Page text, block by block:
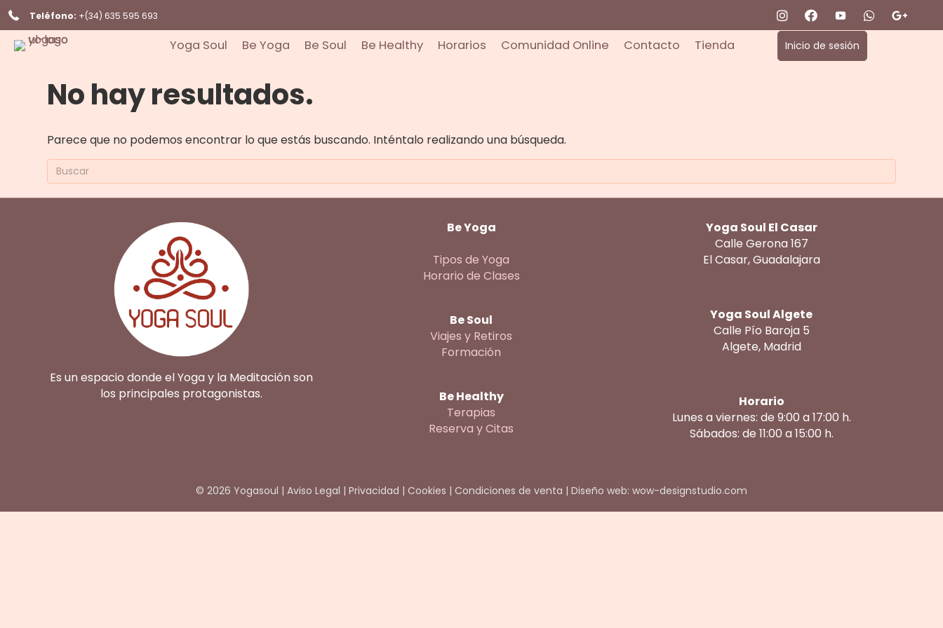
Teléfono: +(34) 635 595 693
Yoga Soul Be Yoga Be Soul Be Healthy Horarios Comunidad Online Contacto Tienda Inicio de sesión
No hay resultados.
Parece que no podemos encontrar lo que estás buscando. Inténtalo realizando una búsqueda.
Es un espacio donde el Yoga y la Meditación son
los principales protagonistas.
Be Yoga
Tipos de Yoga
Horario de Clases
Be Soul
Viajes y Retiros
Formación
Be Healthy
Terapias
Reserva y Citas
Yoga Soul El Casar
Calle Gerona 167
El Casar, Guadalajara
Yoga Soul Algete
Calle Pío Baroja 5
Algete, Madrid
Horario
Lunes a viernes: de 9:00 a 17:00 h.
Sábados: de 11:00 a 15:00 h.
© 2026 Yogasoul | Aviso Legal | Privacidad | Cookies | Condiciones de venta | Diseño web: wow-designstudio.com